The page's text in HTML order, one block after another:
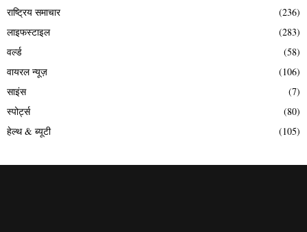
राष्ट्रिय समाचार
(236)
लाइफस्टाइल
(283)
वर्ल्ड
(58)
वायरल न्यूज़
(106)
साइंस
(7)
स्पोर्ट्स
(80)
हेल्थ & ब्यूटी
(105)